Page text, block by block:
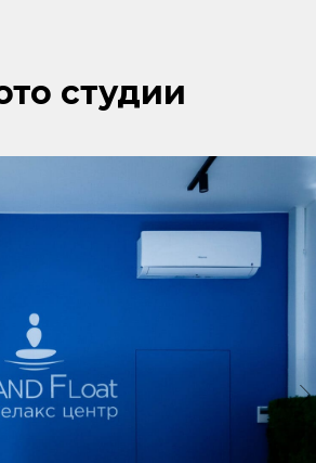
студии